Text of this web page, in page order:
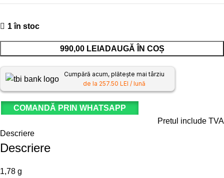
1 în stoc
990,00 LEI ADAUGĂ ÎN COȘ
Cumpără acum, plătește mai târziu
de la 257.50 LEI / lună
COMANDĂ PRIN WHATSAPP
Pretul include TVA
Descriere
Descriere
1,78 g